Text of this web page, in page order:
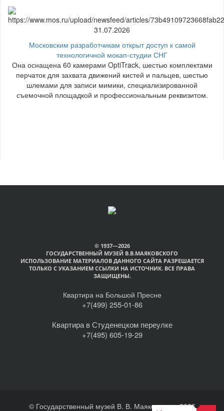
31.07.2026
Московским разработчикам открыт доступ к самой
технологичной мокап-студии СНГ
Она оснащена 60 камерами OptiTrack, шестью комплектами
перчаток для захвата движений кистей и пальцев, шестью
шлемами для записи мимики, специализированной
съемочной площадкой и профессиональным реквизитом.
© 1937—2026
ГОСУДАРСТВЕННЫЙ МУЗЕЙ В.В.МАЯКОВСКОГО
ИСПОЛЬЗОВАНИЕ МАТЕРИАЛОВ ДАННОГО САЙТА РАЗРЕШАЕТСЯ
ТОЛЬКО С УКАЗАНИЕМ ССЫЛКИ НА ИСТОЧНИК. ВСЕ ПРАВА
ЗАЩИЩЕНЫ.
Квартира на Большой Пресне
+7(499) 255-01-86
Квартира в Студенецком переулке
+7(495) 605-19-29
© Государственный музей В. В. Маяковского, 2026